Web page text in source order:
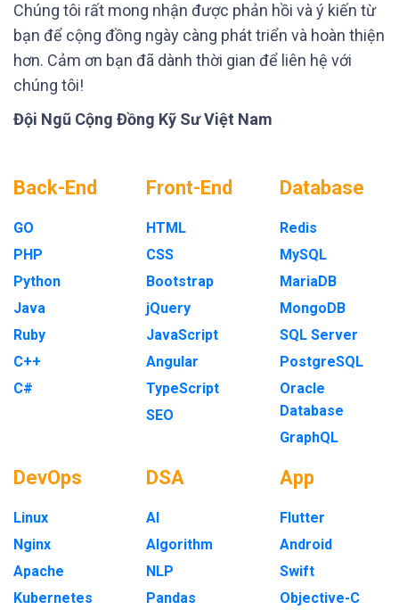
Chúng tôi rất mong nhận được phản hồi và ý kiến từ
bạn để cộng đồng ngày càng phát triển và hoàn thiện
hơn. Cảm ơn bạn đã dành thời gian để liên hệ với
chúng tôi!
Đội Ngũ Cộng Đồng Kỹ Sư Việt Nam
Back-End
GO
PHP
Python
Java
Ruby
C++
C#
Front-End
HTML
CSS
Bootstrap
jQuery
JavaScript
Angular
TypeScript
SEO
Database
Redis
MySQL
MariaDB
MongoDB
SQL Server
PostgreSQL
Oracle
Database
GraphQL
DevOps
Linux
Nginx
Apache
Kubernetes
DSA
AI
Algorithm
NLP
Pandas
App
Flutter
Android
Swift
Objective-C